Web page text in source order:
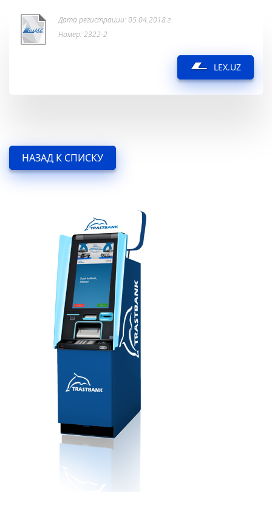
Дата регистрации: 05.04.2018 г.
Номер: 2322-2
LEX.UZ
НАЗАД К СПИСКУ